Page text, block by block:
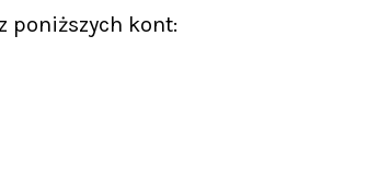
poniższych kont: